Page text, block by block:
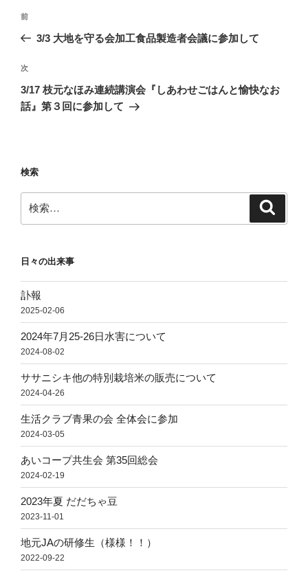
投
ビ
ゲ
ー
前
の
稿
前
3/3 大地を守る会加工食品製造者会議に参加して
次
の
投
次
3/17 枝元なほみ連続講演会『しあわせごはんと愉快なお
話』第３回に参加して
検索
索:
日々の出来事
訃報
2025-02-06
2024年7月25-26日水害について
2024-08-02
ササニシキ他の特別栽培米の販売について
2024-04-26
生活クラブ青果の会 全体会に参加
2024-03-05
あいコープ共生会 第35回総会
2024-02-19
2023年夏 だだちゃ豆
2023-11-01
地元JAの研修生（様様！！）
2022-09-22